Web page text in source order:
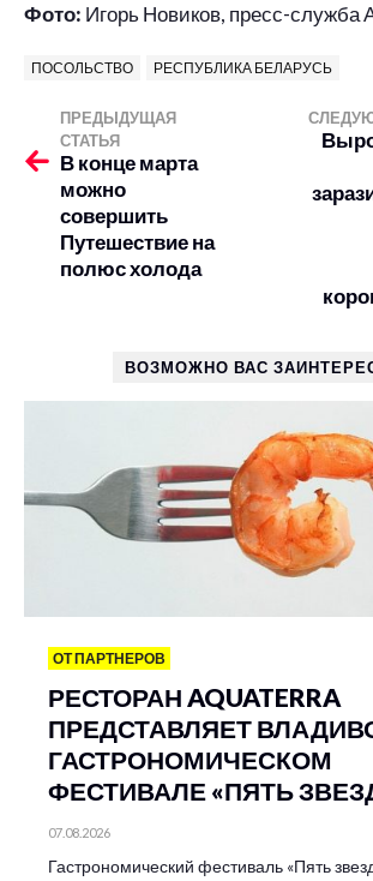
Фото: Игорь Новиков, пресс-служба
ПОСОЛЬСТВО РЕСПУБЛИКА БЕЛАРУСЬ
ПРЕДЫДУЩАЯ
СТАТЬЯ
В конце марта
можно
совершить
Путешествие на
полюс холода
ВОЗМОЖНО ВАС
ОТ ПАРТНЕРОВ
РЕСТОРАН AQUATERRA
ПРЕДСТАВЛЯЕТ
ГАСТРОНОМИЧЕСКОМ
ФЕСТИВАЛЕ «ПЯТЬ
07.08.2026
Гастрономический фестиваль «Пять